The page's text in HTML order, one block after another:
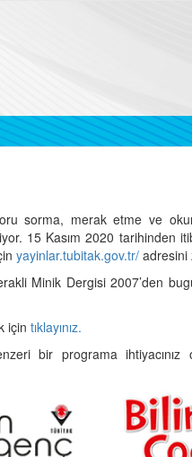
sorma, merak etme ve
15 Kasım 2020 tarihinden
yayinlar.tubitak.gov.tr/ adresini
Minik Dergisi 2007’den
için tıklayınız.
bir programa ihtiyacınız